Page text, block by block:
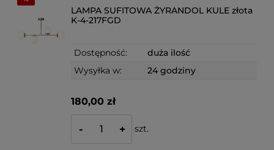
LAMPA SUFITOWA ŻYRANDOL KULE złota
K-4-217FGD
Dostępność:
duża ilość
Wysyłka w:
24 godziny
180,00 zł
- + szt.